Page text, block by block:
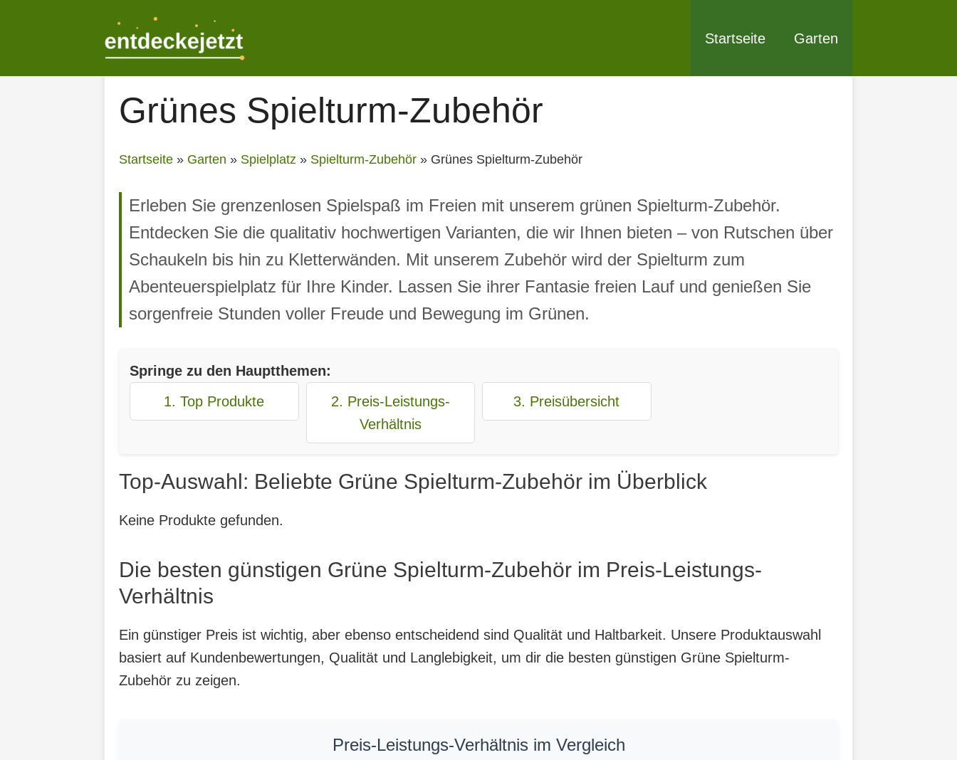
Startseite Garten
Grünes Spielturm-Zubehör
Startseite » Garten » Spielplatz » Spielturm-Zubehör » Grünes Spielturm-Zubehör
Erleben Sie grenzenlosen Spielspaß im Freien mit unserem grünen Spielturm-Zubehör.
Entdecken Sie die qualitativ hochwertigen Varianten, die wir Ihnen bieten – von Rutschen über
Schaukeln bis hin zu Kletterwänden. Mit unserem Zubehör wird der Spielturm zum
Abenteuerspielplatz für Ihre Kinder. Lassen Sie ihrer Fantasie freien Lauf und genießen Sie
sorgenfreie Stunden voller Freude und Bewegung im Grünen.
Springe zu den Hauptthemen:
1. Top Produkte
2. Preis-Leistungs-
Verhältnis
3. Preisübersicht
Top-Auswahl: Beliebte Grüne Spielturm-Zubehör im Überblick
Keine Produkte gefunden.
Die besten günstigen Grüne Spielturm-Zubehör im Preis-Leistungs-
Verhältnis
Ein günstiger Preis ist wichtig, aber ebenso entscheidend sind Qualität und Haltbarkeit. Unsere Produktauswahl
basiert auf Kundenbewertungen, Qualität und Langlebigkeit, um dir die besten günstigen Grüne Spielturm-
Zubehör zu zeigen.
Preis-Leistungs-Verhältnis im Vergleich